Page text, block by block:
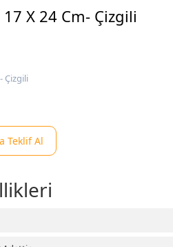
X 24 Cm- Çizgili
Çizgili
Teklif Al